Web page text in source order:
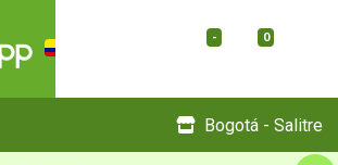
- 0
Bogotá - Salitre